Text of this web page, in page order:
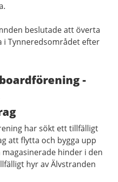
beslutade att överta
i Tynneredsområdet efter
-
har sökt ett tillfälligt
att flytta och bygga upp
hinder i den
hyr av Älvstranden